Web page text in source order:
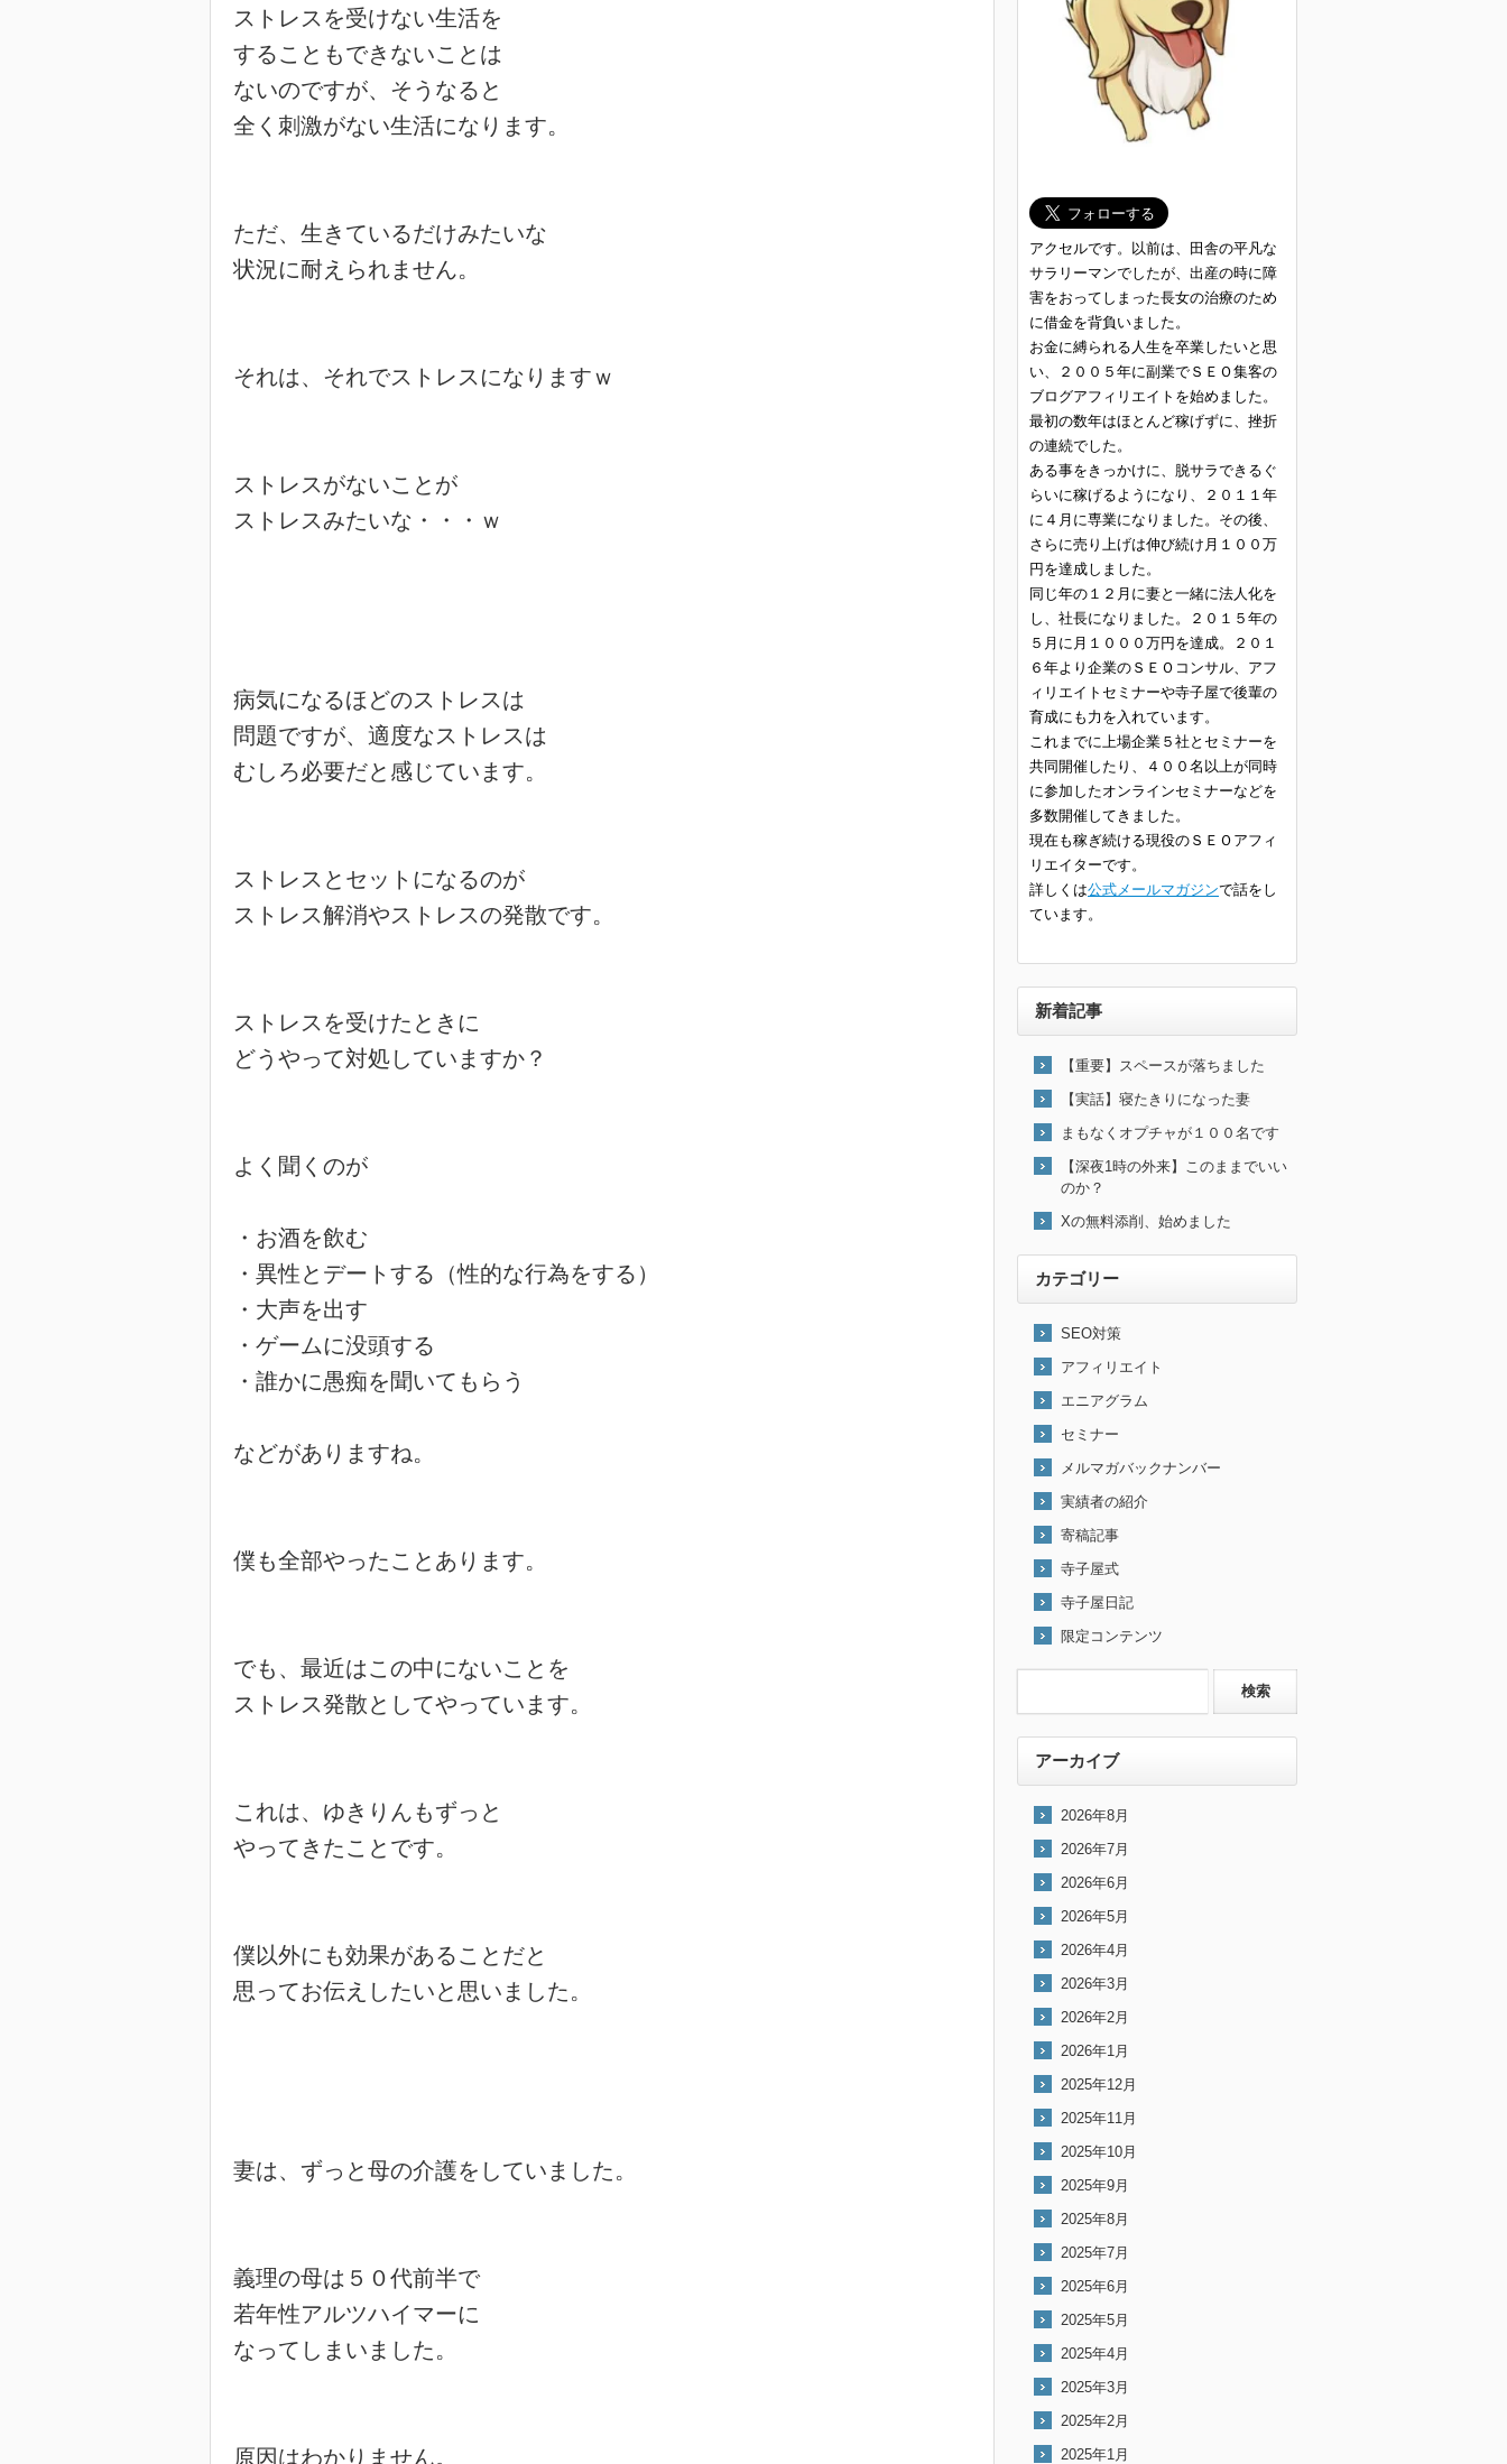
ストレスを受けない生活を
することもできないことは
ないのですが、そうなると
全く刺激がない生活になります。
ただ、生きているだけみたいな
状況に耐えられません。
それは、それでストレスになりますｗ
ストレスがないことが
ストレスみたいな・・・ｗ
病気になるほどのストレスは
問題ですが、適度なストレスは
むしろ必要だと感じています。
ストレスとセットになるのが
ストレス解消やストレスの発散です。
ストレスを受けたときに
どうやって対処していますか？
よく聞くのが
・お酒を飲む
・異性とデートする（性的な行為をする）
・大声を出す
・ゲームに没頭する
・誰かに愚痴を聞いてもらう
などがありますね。
僕も全部やったことあります。
でも、最近はこの中にないことを
ストレス発散としてやっています。
これは、ゆきりんもずっと
やってきたことです。
僕以外にも効果があることだと
思ってお伝えしたいと思いました。
妻は、ずっと母の介護をしていました。
義理の母は５０代前半で
若年性アルツハイマーに
なってしまいました。
原因はわかりません。
アクセルです。以前は、田舎の平凡な
サラリーマンでしたが、出産の時に障
害をおってしまった長女の治療のため
に借金を背負いました。
お金に縛られる人生を卒業したいと思
い、２００５年に副業でＳＥＯ集客の
ブログアフィリエイトを始めました。
最初の数年はほとんど稼げずに、挫折
の連続でした。
ある事をきっかけに、脱サラできるぐ
らいに稼げるようになり、２０１１年
に４月に専業になりました。その後、
さらに売り上げは伸び続け月１００万
円を達成しました。
同じ年の１２月に妻と一緒に法人化を
し、社長になりました。２０１５年の
５月に月１０００万円を達成。２０１
６年より企業のＳＥＯコンサル、アフ
ィリエイトセミナーや寺子屋で後輩の
育成にも力を入れています。
これまでに上場企業５社とセミナーを
共同開催したり、４００名以上が同時
に参加したオンラインセミナーなどを
多数開催してきました。
現在も稼ぎ続ける現役のＳＥＯアフィ
リエイターです。
詳しくは公式メールマガジンで話をし
ています。
新着記事
【重要】スペースが落ちました
【実話】寝たきりになった妻
まもなくオプチャが１００名です
【深夜1時の外来】このままでいい
のか？
Xの無料添削、始めました
カテゴリー
SEO対策
アフィリエイト
エニアグラム
セミナー
メルマガバックナンバー
実績者の紹介
寄稿記事
寺子屋式
寺子屋日記
限定コンテンツ
アーカイブ
2026年8月
2026年7月
2026年6月
2026年5月
2026年4月
2026年3月
2026年2月
2026年1月
2025年12月
2025年11月
2025年10月
2025年9月
2025年8月
2025年7月
2025年6月
2025年5月
2025年4月
2025年3月
2025年2月
2025年1月